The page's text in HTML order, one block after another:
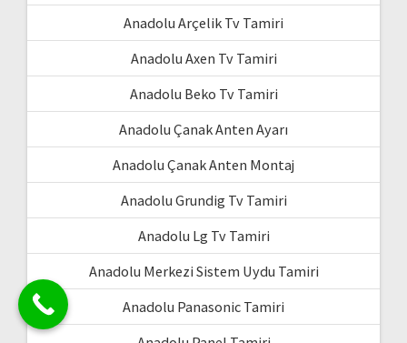
Anadolu Arçelik Tv Tamiri
Anadolu Axen Tv Tamiri
Anadolu Beko Tv Tamiri
Anadolu Çanak Anten Ayarı
Anadolu Çanak Anten Montaj
Anadolu Grundig Tv Tamiri
Anadolu Lg Tv Tamiri
Anadolu Merkezi Sistem Uydu Tamiri
Anadolu Panasonic Tamiri